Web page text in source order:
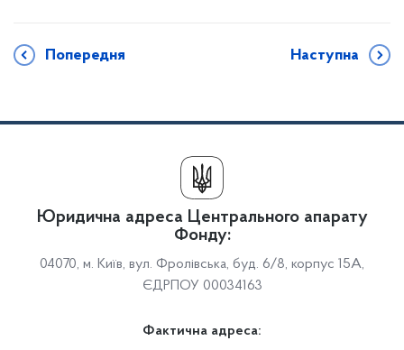
Попередня Наступна
Юридична адреса Центрального апарату
Фонду:
04070, м. Київ, вул. Фролівська, буд. 6/8, корпус 15А,
ЄДРПОУ 00034163
Фактична адреса: